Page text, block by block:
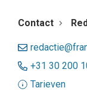
Contact
+31 30 200
Tarieven